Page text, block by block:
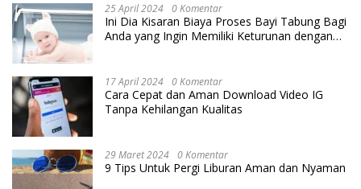
25 April 2024 0 Komentar
Ini Dia Kisaran Biaya Proses Bayi Tabung Bagi
Anda yang Ingin Memiliki Keturunan dengan
17 April 2024 0 Komentar
Cara Cepat dan Aman Download Video IG
Tanpa Kehilangan Kualitas
29 Maret 2024 0 Komentar
9 Tips Untuk Pergi Liburan Aman dan Nyaman